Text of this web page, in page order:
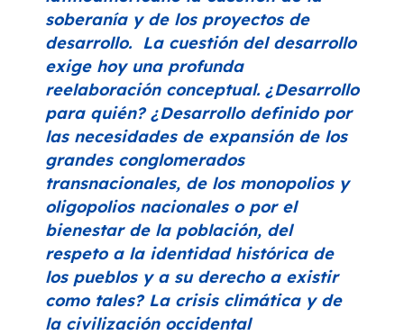
soberanía y de los proyectos de
desarrollo. La cuestión del desarrollo
exige hoy una profunda
reelaboración conceptual. ¿Desarrollo
para quién? ¿Desarrollo definido por
las necesidades de expansión de los
grandes conglomerados
transnacionales, de los monopolios y
oligopolios nacionales o por el
bienestar de la población, del
respeto a la identidad histórica de
los pueblos y a su derecho a existir
como tales? La crisis climática y de
la civilización occidental